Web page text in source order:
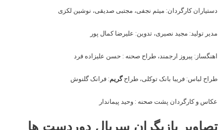
دستیاران کارگردان: میثم نجفی، مجتبی صدیقی، نوشین لکزی
مدیر تولید: مجید نصیری، تدوین: علیرضا کمال پور
اهنگساز: پیروز ارجمند، طراح صحنه : حسن علیزاده فرد
طراح لباس: فریبا بانک توکلی، طراحگریم: فرانک گلنوش
عکاس و کارگردان پشت صحنه : وحید پیماندار